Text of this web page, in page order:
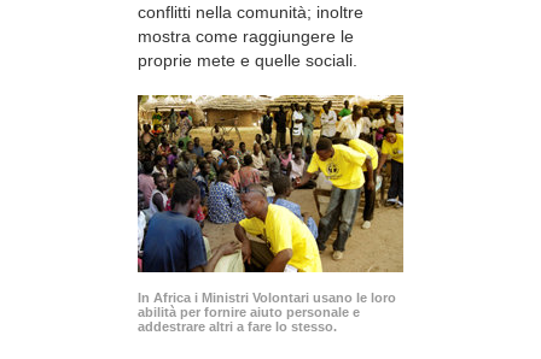
conflitti nella comunità; inoltre
mostra come raggiungere le
proprie mete e quelle sociali.
In Africa i Ministri Volontari usano le loro
abilità per fornire aiuto personale e
addestrare altri a fare lo stesso.